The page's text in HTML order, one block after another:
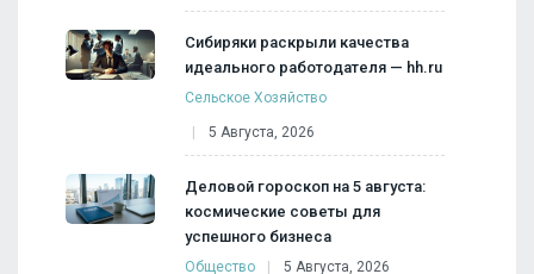
Сибиряки раскрыли качества
идеального работодателя — hh.ru
Сельское Хозяйство
5 Августа, 2026
Деловой гороскоп на 5 августа:
космические советы для
успешного бизнеса
Общество 5 Августа, 2026